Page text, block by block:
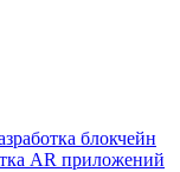
блокчейн
AR приложений